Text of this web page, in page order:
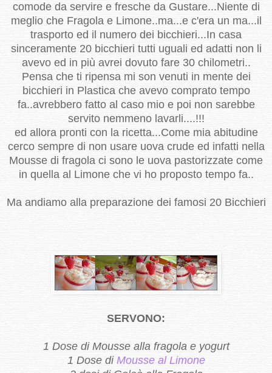
comode da servire e fresche da Gustare...Niente di
meglio che Fragola e Limone..ma...e c'era un ma...il
trasporto ed il numero dei bicchieri...In casa
sinceramente 20 bicchieri tutti uguali ed adatti non li
avevo ed in più avrei dovuto fare 30 chilometri..
Pensa che ti ripensa mi son venuti in mente dei
bicchieri in Plastica che avevo comprato tempo
fa..avrebbero fatto al caso mio e poi non sarebbe
servito nemmeno lavarli....!!!
ed allora pronti con la ricetta...Come mia abitudine
cerco sempre di non usare uova crude ed infatti nella
Mousse di fragola ci sono le uova pastorizzate come
in quella al Limone che vi ho proposto tempo fa..
Ma andiamo alla preparazione dei famosi 20 Bicchieri
SERVONO:
1 Dose di Mousse alla fragola e yogurt
1 Dose di Mousse al Limone